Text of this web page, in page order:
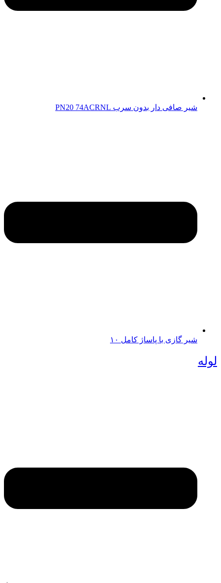
شیر صافی دار بدون سرب PN20 74ACRNL
شیر گازی با پاساژ کامل ۱۰
لوله